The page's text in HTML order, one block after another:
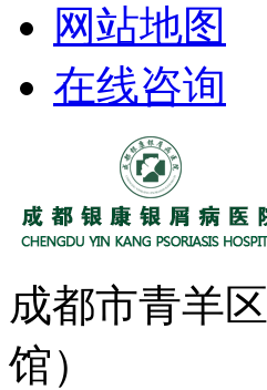
网站地图
在线咨询
成都市青羊
馆）